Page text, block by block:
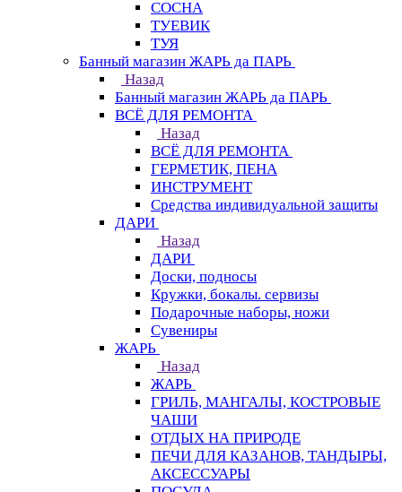
СОСНА
ТУЕВИК
ТУЯ
Банный магазин ЖАРЬ да ПАРЬ
Назад
Банный магазин ЖАРЬ да ПАРЬ
ВСЁ ДЛЯ РЕМОНТА
Назад
ВСЁ ДЛЯ РЕМОНТА
ГЕРМЕТИК, ПЕНА
ИНСТРУМЕНТ
Средства индивидуальной защиты
ДАРИ
Назад
ДАРИ
Доски, подносы
Кружки, бокалы. сервизы
Подарочные наборы, ножи
Сувениры
ЖАРЬ
Назад
ЖАРЬ
ГРИЛЬ, МАНГАЛЫ, КОСТРОВЫЕ
ЧАШИ
ОТДЫХ НА ПРИРОДЕ
ПЕЧИ ДЛЯ КАЗАНОВ, ТАНДЫРЫ,
АКСЕССУАРЫ